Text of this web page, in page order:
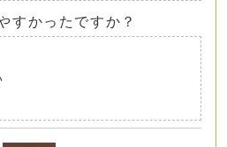
すかったですか？